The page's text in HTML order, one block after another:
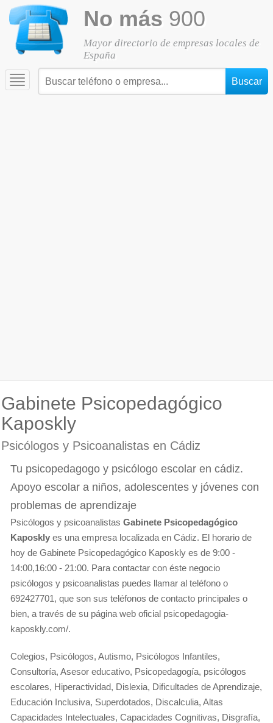
No más 900
Mayor directorio de empresas locales de
España
Toggle
navigation
Gabinete Psicopedagógico
Kaposkly
Psicólogos y Psicoanalistas en Cádiz
Tu psicopedagogo y psicólogo escolar en cádiz.
Apoyo escolar a niños, adolescentes y jóvenes con
problemas de aprendizaje
Psicólogos y psicoanalistas Gabinete Psicopedagógico
Kaposkly es una empresa localizada en Cádiz. El horario de
hoy de Gabinete Psicopedagógico Kaposkly es de 9:00 -
14:00,16:00 - 21:00. Para contactar con éste negocio
psicólogos y psicoanalistas puedes llamar al teléfono o
692427701, que son sus teléfonos de contacto principales o
bien, a través de su página web oficial psicopedagogia-
kaposkly.com/.
Colegios, Psicólogos, Autismo, Psicólogos Infantiles,
Consultoría, Asesor educativo, Psicopedagogía, psicólogos
escolares, Hiperactividad, Dislexia, Dificultades de Aprendizaje,
Educación Inclusiva, Superdotados, Discalculia, Altas
Capacidades Intelectuales, Capacidades Cognitivas, Disgrafía,